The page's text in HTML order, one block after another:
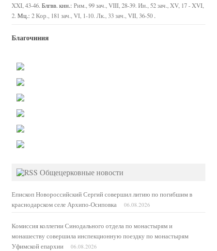
XXI, 43-46. Блгвв. кнн.: Рим., 99 зач., VIII, 28-39. Ин., 52 зач., XV, 17 - XVI,
2. Мц.: 2 Кор., 181 зач., VI, 1-10. Лк., 33 зач., VII, 36-50 .
Благочиния
Общецерковные новости
Епископ Новороссийский Сергий совершил литию по погибшим в
краснодарском селе Архипо-Осиповка
06.08.2026
Комиссия коллегии Синодального отдела по монастырям и
монашеству совершила инспекционную поездку по монастырям
Уфимской епархии
06.08.2026